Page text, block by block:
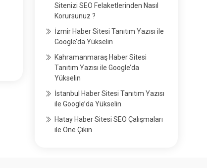
Sitenizi SEO Felaketlerinden Nasıl
Korursunuz ?
İzmir Haber Sitesi Tanıtım Yazısı ile
Google’da Yükselin
Kahramanmaraş Haber Sitesi
Tanıtım Yazısı ile Google’da
Yükselin
İstanbul Haber Sitesi Tanıtım Yazısı
ile Google’da Yükselin
Hatay Haber Sitesi SEO Çalışmaları
ile Öne Çıkın